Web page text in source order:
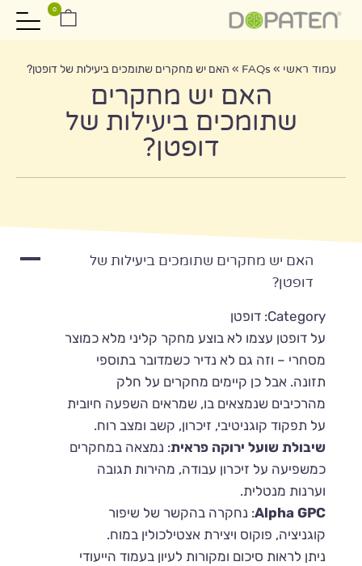
0
עמוד ראשי »
FAQs
» האם יש מחקרים שתומכים ביעילות של דופטן?
האם יש מחקרים
שתומכים ביעילות של
דופטן?
A
האם יש מחקרים שתומכים ביעילות של
דופטן?
Category: דופטן
על דופטן עצמו לא בוצע מחקר קליני מלא כמוצר
מסחרי – וזה גם לא נדיר כשמדובר בתוספי
תזונה. אבל כן קיימים מחקרים על חלק
מהרכיבים שנמצאים בו, שמראים השפעה חיובית
על תפקוד קוגניטיבי, זיכרון, קשב ומצב רוח.
שיבולת שועל ירוקה פראית: נמצאה במחקרים
כמשפיעה על זיכרון עבודה, מהירות תגובה
וערנות מנטלית.
Alpha GPC: נחקרה בהקשר של שיפור
קוגניציה, פוקוס ויצירת אצטילכולין במוח.
ניתן לראות סיכום ומקורות לעיון בעמוד הייעודי